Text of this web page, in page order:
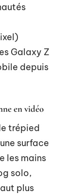
Galaxy Z
depuis
en vidéo
trépied
surface
les mains
solo,
plus